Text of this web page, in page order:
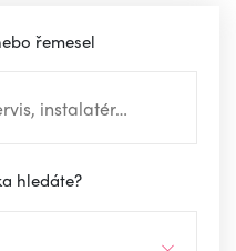
řemesel
hledáte?